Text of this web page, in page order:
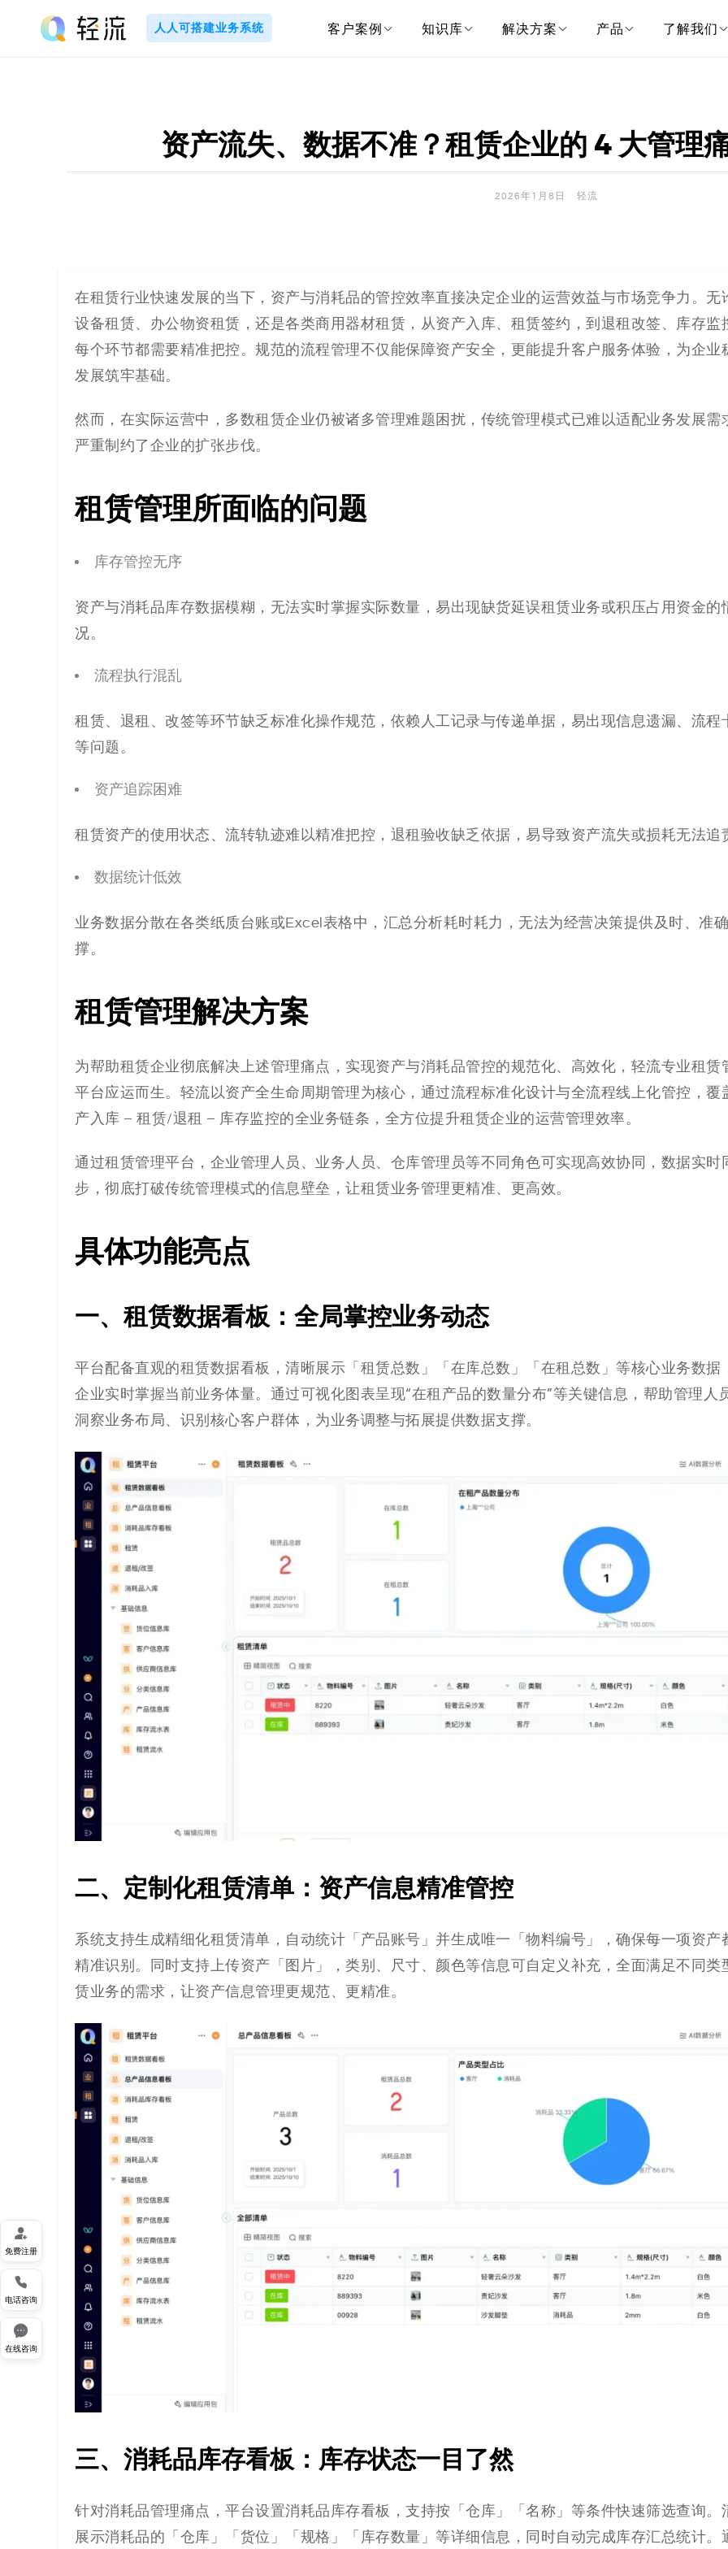
content
人人可搭建业务系统 客户案例 知识库 解决方案 产品 了解我们
资产流失、数据不准？租赁企业的 4 大管理
2026年1月8日 轻流
在租赁行业快速发展的当下，资产与消耗品的管控效率直接决定企业的运营效益与市场竞争力。无
设备租赁、办公物资租赁，还是各类商用器材租赁，从资产入库、租赁签约，到退租改签、库存监
每个环节都需要精准把控。规范的流程管理不仅能保障资产安全，更能提升客户服务体验，为企业
发展筑牢基础。
然而，在实际运营中，多数租赁企业仍被诸多管理难题困扰，传统管理模式已难以适配业务发展需
严重制约了企业的扩张步伐。
租赁管理所面临的问题
库存管控无序
资产与消耗品库存数据模糊，无法实时掌握实际数量，易出现缺货延误租赁业务或积压占用资金的
况。
流程执行混乱
租赁、退租、改签等环节缺乏标准化操作规范，依赖人工记录与传递单据，易出现信息遗漏、流程
等问题。
资产追踪困难
租赁资产的使用状态、流转轨迹难以精准把控，退租验收缺乏依据，易导致资产流失或损耗无法追
数据统计低效
业务数据分散在各类纸质台账或Excel表格中，汇总分析耗时耗力，无法为经营决策提供及时、准
撑。
租赁管理解决方案
为帮助租赁企业彻底解决上述管理痛点，实现资产与消耗品管控的规范化、高效化，轻流专业租赁
平台应运而生。轻流以资产全生命周期管理为核心，通过流程标准化设计与全流程线上化管控，覆
产入库 – 租赁/退租 – 库存监控的全业务链条，全方位提升租赁企业的运营管理效率。
通过租赁管理平台，企业管理人员、业务人员、仓库管理员等不同角色可实现高效协同，数据实时
步，彻底打破传统管理模式的信息壁垒，让租赁业务管理更精准、更高效。
具体功能亮点
一、租赁数据看板：全局掌控业务动态
平台配备直观的租赁数据看板，清晰展示「租赁总数」「在库总数」「在租总数」等核心业务数据
企业实时掌握当前业务体量。通过可视化图表呈现“在租产品的数量分布”等关键信息，帮助管理人
洞察业务布局、识别核心客户群体，为业务调整与拓展提供数据支撑。
二、定制化租赁清单：资产信息精准管控
系统支持生成精细化租赁清单，自动统计「产品账号」并生成唯一「物料编号」，确保每一项资产
精准识别。同时支持上传资产「图片」，类别、尺寸、颜色等信息可自定义补充，全面满足不同类
赁业务的需求，让资产信息管理更规范、更精准。
三、消耗品库存看板：库存状态一目了然
针对消耗品管理痛点，平台设置消耗品库存看板，支持按「仓库」「名称」等条件快速筛选查询。
展示消耗品的「仓库」「货位」「规格」「库存数量」等详细信息，同时自动完成库存汇总统计。

免费注册

电话咨询

在线咨询